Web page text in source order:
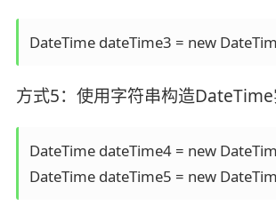
方式5：使用字符串构造
DateTime dateTime4 = new